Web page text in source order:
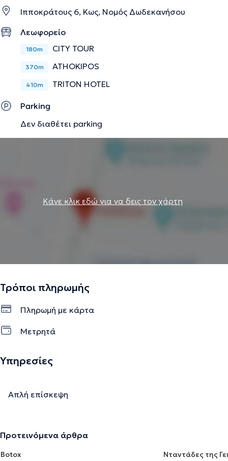
Ιπποκράτους 6, Κως, Νομός Δωδεκανήσου
Λεωφορείο
180m CITY TOUR
370m ATHOKIPOS
410m TRITON HOTEL
Parking
Δεν διαθέτει parking
Κάνε κλικ εδώ για να δεις τον χάρτη
Τρόποι πληρωμής
Πληρωμή με κάρτα
Μετρητά
Υπηρεσίες
Απλή επίσκεψη
Προτεινόμενα άρθρα
Botox
Νταντάδες της